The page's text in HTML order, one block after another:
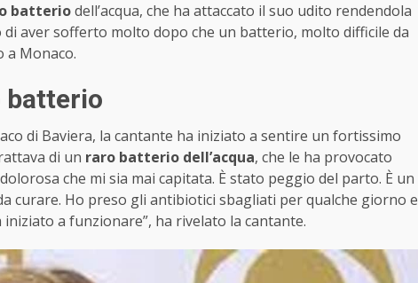
batteriodell’acqua, che ha attaccato il suo udito rendendola
aver sofferto molto dopo che un batterio, molto difficile da
a Monaco.
batterio
di Baviera, la cantante ha iniziato a sentire un fortissimo
di un raro batterio dell’acqua, che le ha provocato
che mi sia mai capitata. È stato peggio del parto. È un
curare. Ho preso gli antibiotici sbagliati per qualche giorno e
a funzionare”, ha rivelato la cantante.